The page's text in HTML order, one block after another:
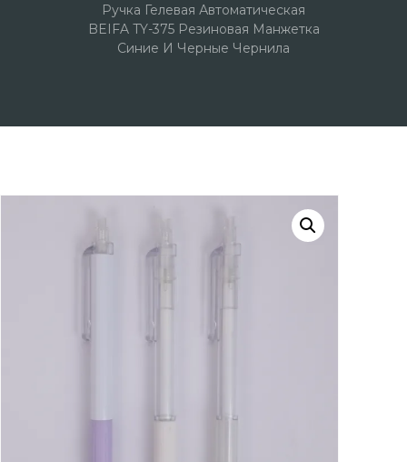
Ручка Гелевая Автоматическая
BEIFA TY-375 Резиновая Манжетка
Синие И Черные Чернила